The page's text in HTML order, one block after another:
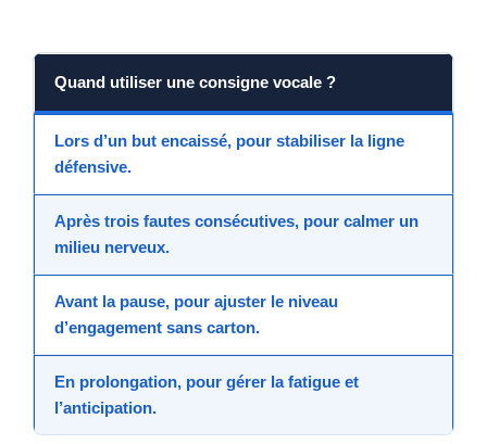
Quand utiliser une consigne vocale ?
Lors d’un but encaissé, pour stabiliser la ligne
défensive.
Après trois fautes consécutives, pour calmer un
milieu nerveux.
Avant la pause, pour ajuster le niveau
d’engagement sans carton.
En prolongation, pour gérer la fatigue et
l’anticipation.